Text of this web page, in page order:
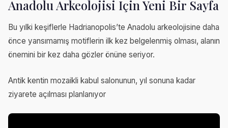
Anadolu Arkeolojisi İçin Yeni Bir Sayfa
Bu yılki keşiflerle Hadrianopolis’te Anadolu arkeolojisine daha
önce yansımamış motiflerin ilk kez belgelenmiş olması, alanın
önemini bir kez daha gözler önüne seriyor.
Antik kentin mozaikli kabul salonunun, yıl sonuna kadar
ziyarete açılması planlanıyor